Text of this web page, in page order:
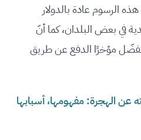
عادة بالدولار
في بعض البلدان، كما أنّ
مؤخرًا الدفع عن طريق
عن الهجرة: مفهومها، أسبابها